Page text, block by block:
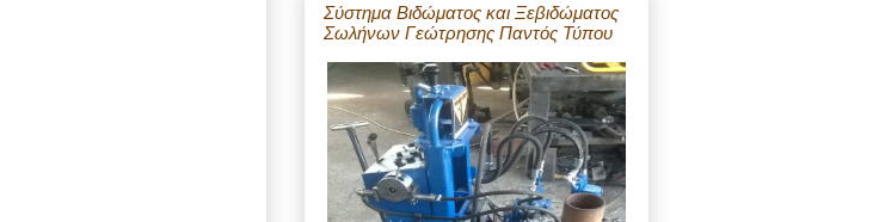
Σύστημα Βιδώματος και Ξεβιδώματος
Σωλήνων Γεώτρησης Παντός Τύπου